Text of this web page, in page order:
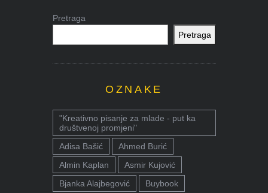
Pretraga
Pretraga
OZNAKE
"Kreativno pisanje za mlade - put ka
društvenoj promjeni"
Adisa Bašić
Ahmed Burić
Almin Kaplan
Asmir Kujović
Bjanka Alajbegović
Buybook